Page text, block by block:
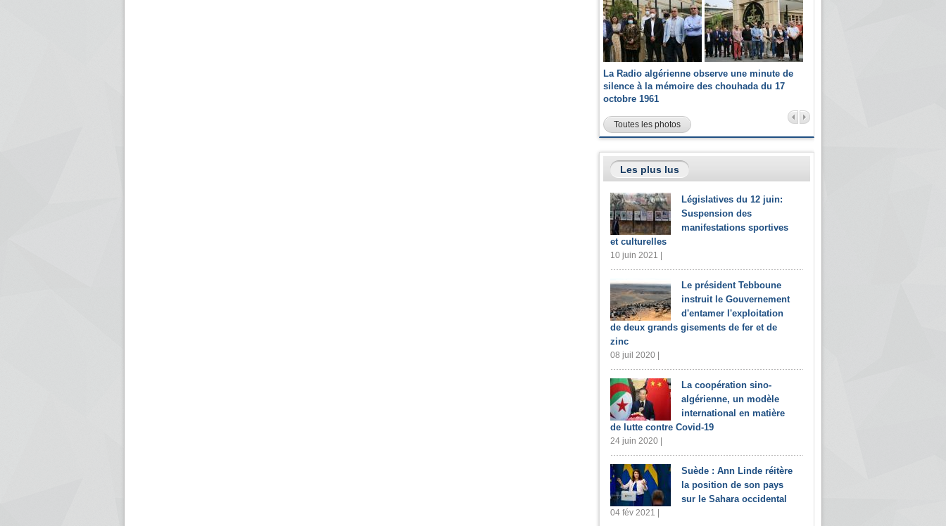
La Radio algérienne observe une minute de
silence à la mémoire des chouhada du 17
octobre 1961
Toutes les photos
Les plus lus
Législatives du 12 juin:
Suspension des
manifestations sportives
et culturelles
10 juin 2021 |
Le président Tebboune
instruit le Gouvernement
d'entamer l'exploitation
de deux grands gisements de fer et de
zinc
08 juil 2020 |
La coopération sino-
algérienne, un modèle
international en matière
de lutte contre Covid-19
24 juin 2020 |
Suède : Ann Linde réitère
la position de son pays
sur le Sahara occidental
04 fév 2021 |